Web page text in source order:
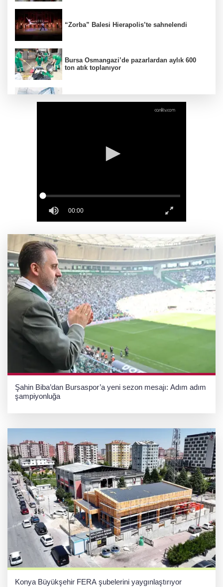
“Zorba” Balesi Hierapolis’te sahnelendi
Bursa Osmangazi’de pazarlardan aylık 600
ton atık toplanıyor
Ticaret'ten Türk ihracatçısına Endonezya
pazarı rehberi
Şahin Biba’dan Bursaspor’a yeni sezon mesajı: Adım adım
şampiyonluğa
Konya Büyükşehir FERA şubelerini yaygınlaştırıyor